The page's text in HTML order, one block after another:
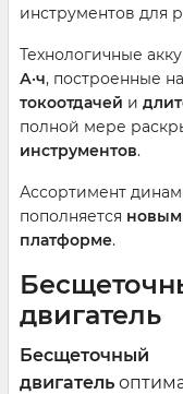
инструментов для
Технологичные
А·ч, построенные на
токоотдачей и
полной мере
инструментов.
Ассортимент
пополняется
платформе.
двигатель
Бесщеточный
двигатель